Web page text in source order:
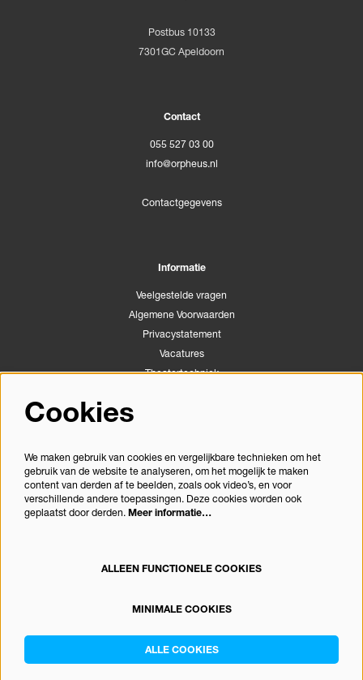
Postbus 10133
7301GC Apeldoorn
Contact
055 527 03 00
info@orpheus.nl
Contactgegevens
Informatie
Veelgestelde vragen
Algemene Voorwaarden
Privacystatement
Vacatures
Theatertechniek
Congrescentrum Orpheus
Volg ons
Meld je aan voor de nieuwsbrief
© Theater Orpheus
Powered byCultureSuite
Cookies
We maken gebruik van cookies en vergelijkbare technieken om het
gebruik van de website te analyseren, om het mogelijk te maken
content van derden af te beelden, zoals ook video’s, en voor
verschillende andere toepassingen. Deze cookies worden ook
geplaatst door derden. Meer informatie…
ALLEEN FUNCTIONELE COOKIES
MINIMALE COOKIES
ALLE COOKIES